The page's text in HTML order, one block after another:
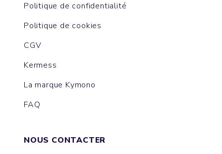
Politique de confidentialité
Politique de cookies
CGV
Kermess
La marque Kymono
FAQ
NOUS CONTACTER